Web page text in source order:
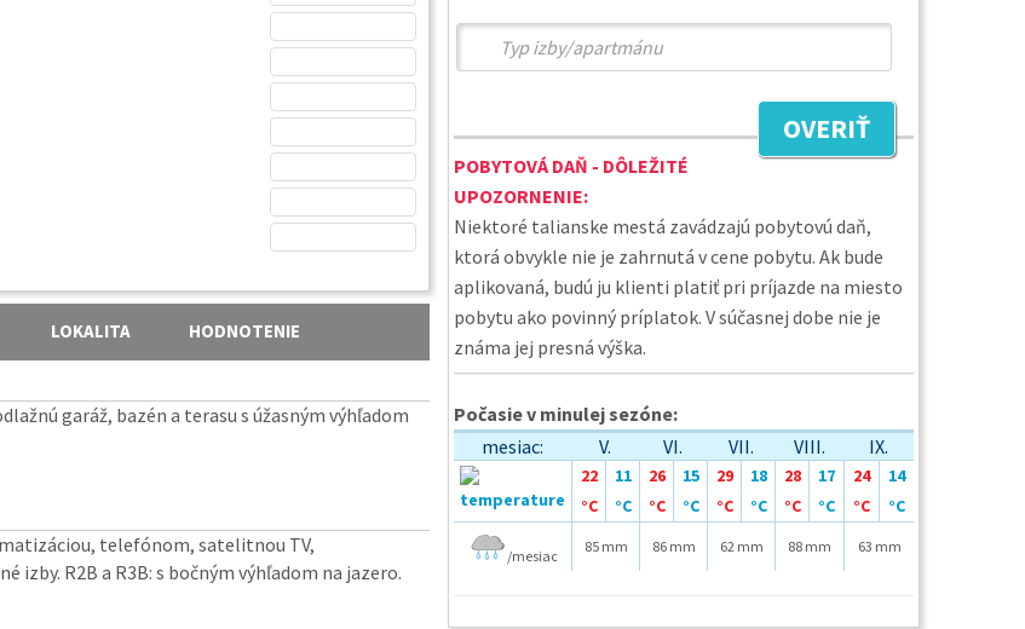
LOKALITA HODNOTENIE
garáž, bazén a terasu s úžasným výhľadom
telefónom, satelitnou TV,
izby. R2B a R3B: s bočným výhľadom na jazero.
OVERIŤ
POBYTOVÁ DAŇ - DÔLEŽITÉ
UPOZORNENIE:
Niektoré talianske mestá zavádzajú pobytovú daň,
ktorá obvykle nie je zahrnutá v cene pobytu. Ak bude
aplikovaná, budú ju klienti platiť pri príjazde na miesto
pobytu ako povinný príplatok. V súčasnej dobe nie je
známa jej presná výška.
Počasie v minulej sezóne:
mesiac:
V. VI. VII. VIII. IX.
22
°C
11
°C
26
°C
15
°C
29
°C
18
°C
28
°C
17
°C
24
°C
14
°C
/mesiac
85 mm 86 mm 62 mm 88 mm 63 mm